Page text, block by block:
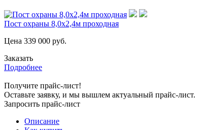
Пост охраны 8,0х2,4м проходная
Цена 339 000 руб.
Заказать
Подробнее
Получите прайс-лист!
Оставьте заявку, и мы вышлем актуальный прайс-лист.
Запросить прайс-лист
Описание